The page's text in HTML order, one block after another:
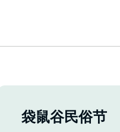
袋鼠谷民俗节